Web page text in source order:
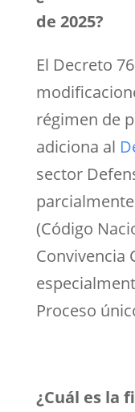
de 2025?
El Decreto
régimen de
adiciona al
sector
(Código
Convivencia
Proceso
¿Cuál es la